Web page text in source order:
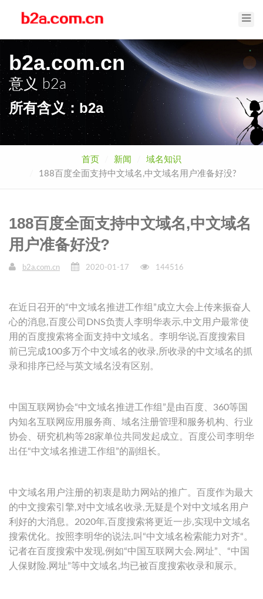
b2a.com.cn
意义b2a
所有含义：b2a
首页 新闻
域名知识
188百度全面支持中文域名,中文域名用户准备好没?
188百度全面支持中文域名,中文域名
用户准备好没?
b2a.com.cn 2020-01-17 144516
在近日召开的“中文域名推进工作组”成立大会上传来振奋人
心的消息,百度公司DNS负责人李明华表示,中文用户最常使
用的百度搜索将全面支持中文域名。李明华说,百度搜索目
前已完成100多万个中文域名的收录,所收录的中文域名的抓
录和排序已经与英文域名没有区别。
中国互联网协会“中文域名推进工作组”是由百度、360等国
内知名互联网应用服务商、域名注册管理和服务机构、行业
协会、研究机构等28家单位共同发起成立。百度公司李明华
出任“中文域名推进工作组”的副组长。
中文域名用户注册的初衷是助力网站的推广。百度作为最大
的中文搜索引擎,对中文域名收录,无疑是个对中文域名用户
利好的大消息。2020年,百度搜索将更近一步,实现中文域名
搜索优化。按照李明华的说法,叫“中文域名检索能力对齐“。
记者在百度搜索中发现,例如“中国互联网大会.网址”、“中国
人保财险.网址”等中文域名,均已被百度搜索收录和展示。